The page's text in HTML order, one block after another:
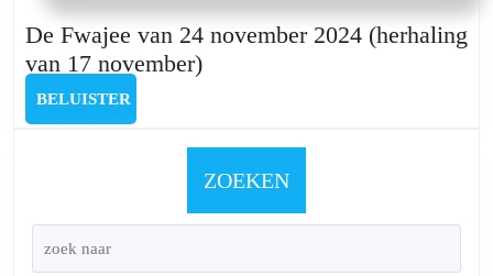
De Fwajee van 24 november 2024 (herhaling
van 17 november)De
24
november
(herhaling
BELUISTER
ZOEKEN